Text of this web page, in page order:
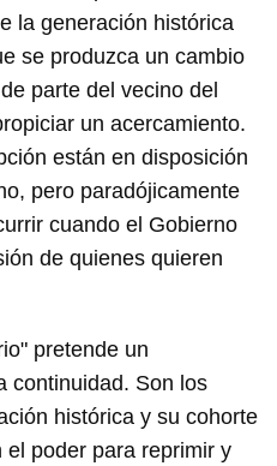
la generación histórica
se produzca un cambio
parte del vecino del
un acercamiento.
están en disposición
pero paradójicamente
cuando el Gobierno
de quienes quieren
pretende un
continuidad. Son los
histórica y su cohorte
poder para reprimir y